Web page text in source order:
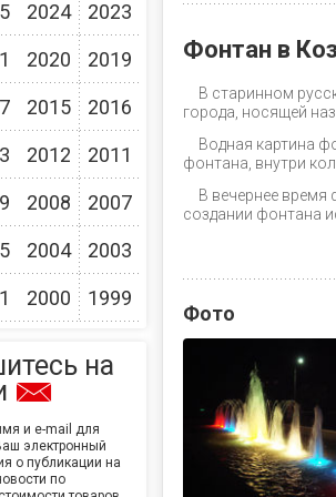
2024 2023
2020 2019
2015 2016
2012 2011
2008 2007
2004 2003
2000 1999
на
и e-mail для
электронный
о публикации на
по
Фонтан в
В старинном
города, носящей
Водная картина
фонтана, внутри
В вечернее время
создании фонтана
Фото